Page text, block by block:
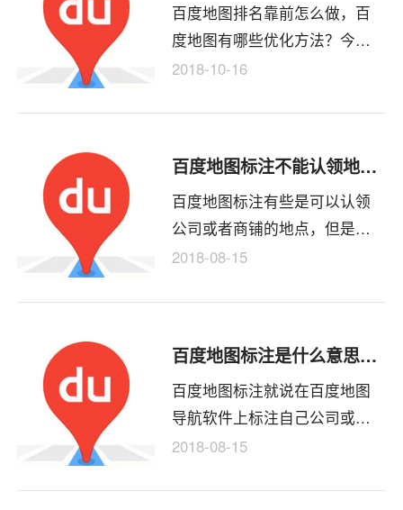
百度地图排名靠前怎么做，百
度地图有哪些优化方法？今天
我们来简单聊聊。
2018-10-16
百度地图标注不能认领地点解决的办法
百度地图标注有些是可以认领
公司或者商铺的地点，但是会
存在一直认领不了，那么百度
解决的办法了？推来客总结出
的需求。
2018-08-15
百度地图标注是什么意思？标注过后的用处超过你想象
百度地图标注就说在百度地图
导航软件上标注自己公司或者
商铺名称，标注过后方便客户
专门服务于本地商户的一种新
2018-08-15